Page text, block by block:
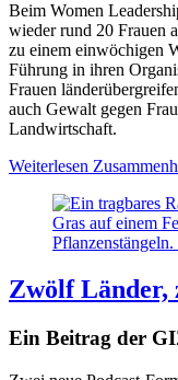
Beim Women
wieder rund 20 Frauen
zu einem einwöchigen
Führung in ihren
Frauen
auch Gewalt gegen
Landwirtschaft.
Weiterlesen
Zwölf Länder,
Ein Beitrag der